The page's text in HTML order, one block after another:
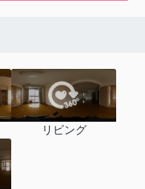
リビング